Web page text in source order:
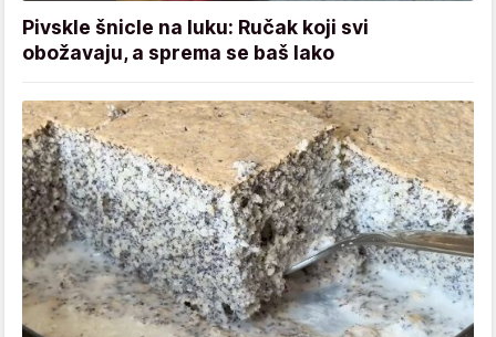
Pivskle šnicle na luku: Ručak koji svi
obožavaju, a sprema se baš lako